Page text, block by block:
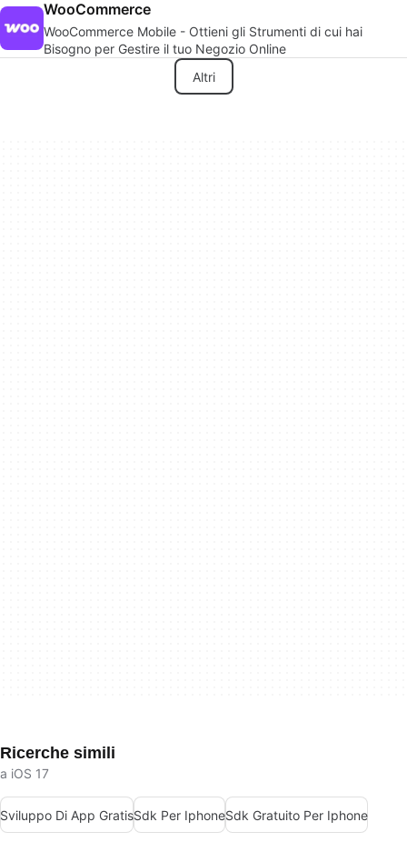
WooCommerce
WooCommerce Mobile - Ottieni gli Strumenti di cui hai
Bisogno per Gestire il tuo Negozio Online
Altri
Ricerche simili
a iOS 17
Sviluppo Di App GratisSdk Per IphoneSdk Gratuito Per Iphone